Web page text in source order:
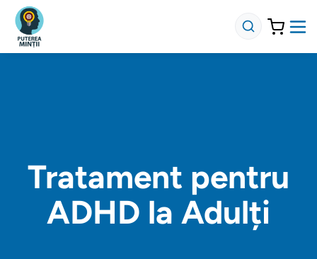
Tratament pentru
ADHD la Adulți